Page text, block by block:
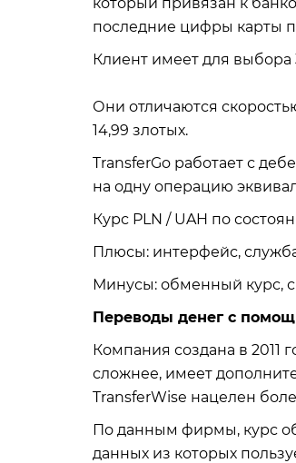
последние цифры карты
Клиент имеет для выбора
Они отличаются
14,99 злотых.
TransferGo работает с
на одну операцию
Курс PLN / UAH по
Плюсы: интерфейс,
Минусы: обменный курс,
Переводы денег с
Компания создана в 2011
сложнее, имеет
TransferWise нацелен
По данным фирмы, курс
данных из которых